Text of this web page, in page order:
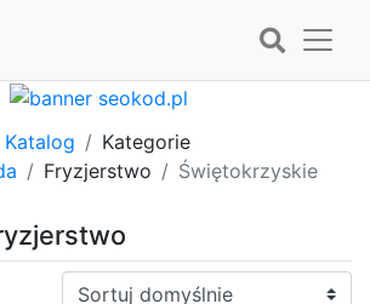
Katalog
Kategorie
Fryzjerstwo Świętokrzyskie
Sortuj: